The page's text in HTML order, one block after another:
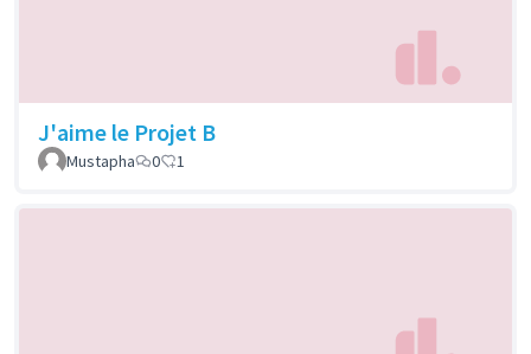
J'aime le Projet B
Mustapha 0 1